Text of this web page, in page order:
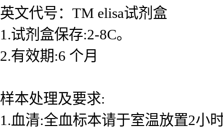
英文代号：TM elisa试剂盒
1.试剂盒保存:2-8C。
2.有效期:6 个月
样本处理及要求:
1.血清:全血标本请于室温放置2小